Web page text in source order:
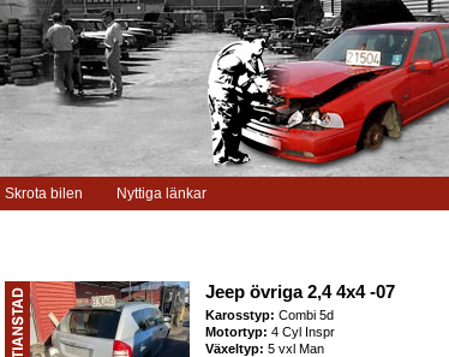
Skrota bilen Nyttiga länkar
Jeep övriga 2,4 4x4 -07
Karosstyp: Combi 5d
Motortyp: 4 Cyl Inspr
Växeltyp: 5 vxl Man